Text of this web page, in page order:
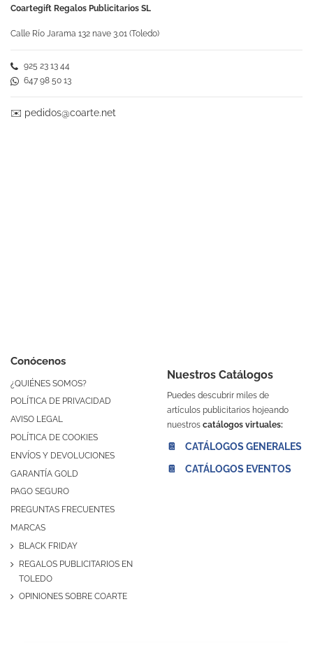
Conócenos
¿QUIÉNES SOMOS?
POLÍTICA DE PRIVACIDAD
AVISO LEGAL
POLÍTICA DE COOKIES
ENVÍOS Y DEVOLUCIONES
GARANTÍA GOLD
PAGO SEGURO
PREGUNTAS FRECUENTES
MARCAS
BLACK FRIDAY
REGALOS PUBLICITARIOS EN
TOLEDO
OPINIONES SOBRE COARTE
Nuestros Catálogos
Puedes descubrir miles de
artículos publicitarios hojeando
nuestros catálogos virtuales:
📔 CATÁLOGOS GENERALES
📔 CATÁLOGOS EVENTOS
Coartegift Regalos Publicitarios SL
Calle Río Jarama 132 nave 3.01 (Toledo)
925 23 13 44
647 98 50 13
✉️ pedidos@coarte.net